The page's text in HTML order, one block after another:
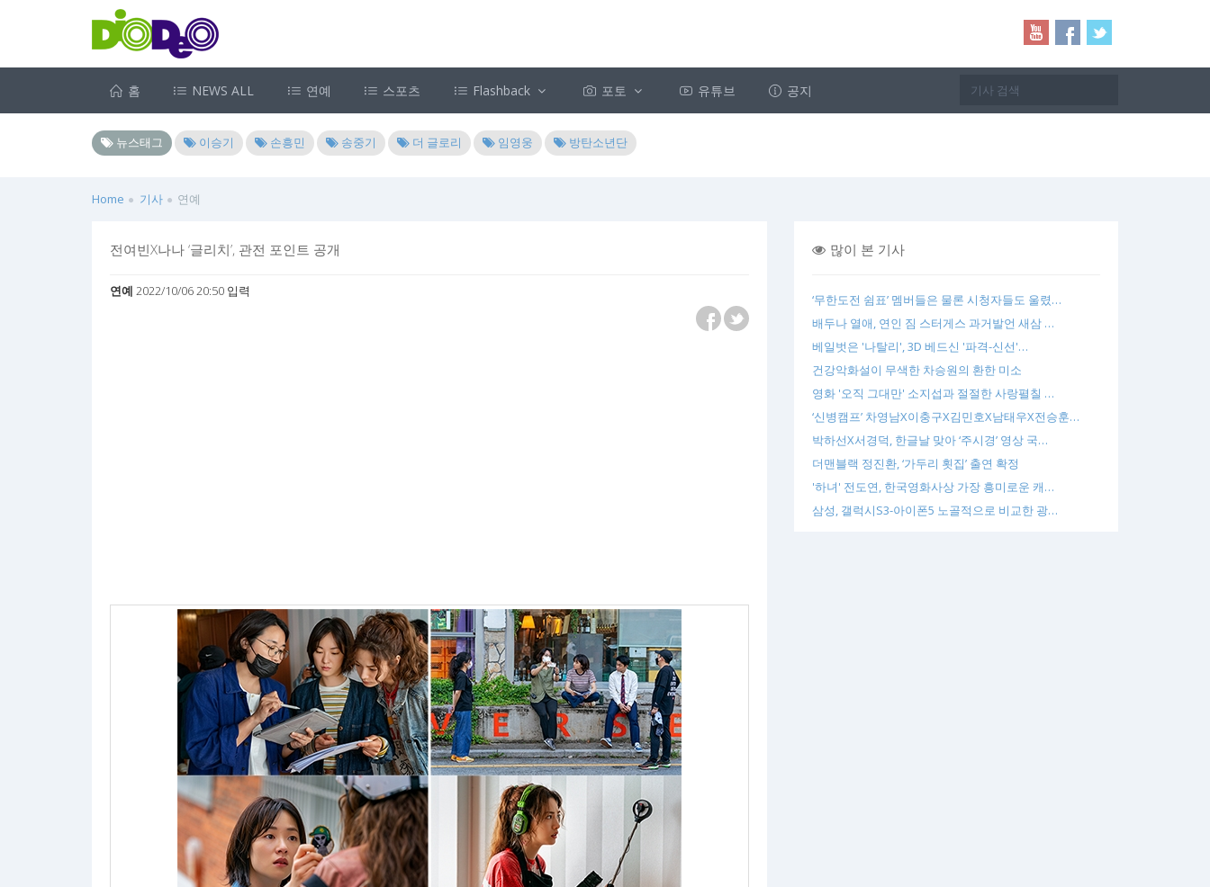
홈 NEWS ALL 연예 스포츠 Flashback 포토 유튜브 공지
뉴스태그 이승기 손흥민 송중기 더 글로리 임영웅 방탄소년단
Home 기사 연예
전여빈X나나 ‘글리치’, 관전 포인트 공개
연예 2022/10/06 20:50 입력
많이 본 기사
‘무한도전 쉼표’ 멤버들은 물론 시청자들도 울렸…
배두나 열애, 연인 짐 스터게스 과거발언 새삼 …
베일벗은 '나탈리', 3D 베드신 '파격-신선'…
건강악화설이 무색한 차승원의 환한 미소
영화 '오직 그대만' 소지섭과 절절한 사랑펼칠 …
‘신병캠프’ 차영남X이충구X김민호X남태우X전승훈…
박하선X서경덕, 한글날 맞아 ‘주시경’ 영상 국…
더맨블랙 정진환, ‘가두리 횟집’ 출연 확정
'하녀' 전도연, 한국영화사상 가장 흥미로운 캐…
삼성, 갤럭시S3-아이폰5 노골적으로 비교한 광…